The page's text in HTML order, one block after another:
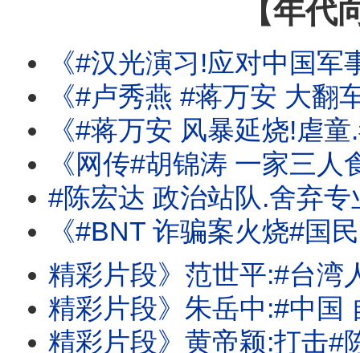
【年代
《#汉光演习!应对中国军事行动!击破中共锁台意图! #日本 防
《#卢秀燕 #蒋万安 大翻车!#蓝 #白 冻删#无人机 预
《#蒋万安 风暴延烧!虐童.毒油.倒阁.BNT!昔喊:
《网传#胡锦涛 一家三人食物中毒身亡!#李尚
#陈宏达 政治站队.舍弃专
《#BNT 诈骗案火烧#国民党 #民众党 ! #蒋万安 昔喊:相信慈济?还是#
精彩片段》范世平:#台湾人 有义
精彩片段》朱岳中:#中国 自己
精彩片段》黄帝颖:打击#陈时中